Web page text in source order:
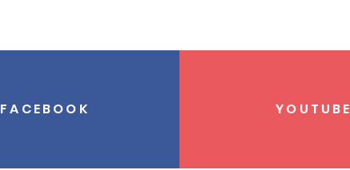
FACEBOOK YOUTUBE